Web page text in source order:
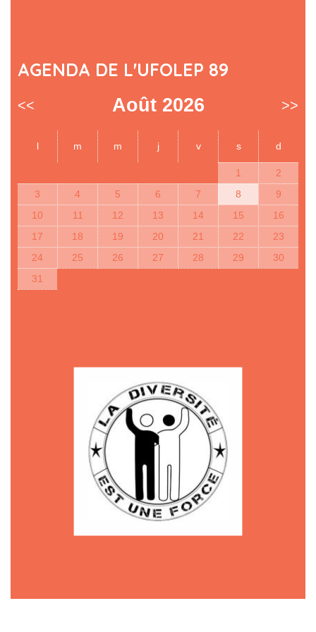
AGENDA DE L'UFOLEP 89
<< Août 2026 >>
l m m j v s d
1
2
3
4 5 6 7 8
9
10
11 12 13 14 15
16
17
18 19 20 21 22
23
24
25 26 27 28 29
30
31